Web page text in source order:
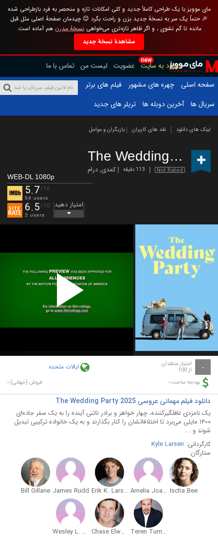
مای موویز با یک طراحی کاملاً جدید و کلی امکانات تازه و منحصر به فرد بازطراحی شده
🎉 حتماً یک سر به نسخهٔ جدید بزن و راحت بگرد 😊 چیدمان صفحهٔ اصلی مثل قبل
مانده تا گم نشوی ، و اگر ظاهر تازه‌تری می‌خواهینسخهٔ مدرن هم آماده است.
مشاهدهٔ نسخهٔ جدید
new
ورود به سایت عضویت لیست من تماس با ما
صفحه اصلی
چهره های مشهور
فیلم های برتر
سریال ها
آخرین دوبله ها تریلر های جدید
لینک های دانلود نقد های کاربران بازیگران و عوامل
The Wedding Party
Not Rated 113 دقیقه کمدی,درام
WEB-DL 1080p
5.7/10
54 users
6.5/10
2 users
امتیاز دهید
Play
Video
- امتیاز منتقدان
از 100 ایالات متحده
بودجه ساخت:- فروش (جهانی):-
دانلود فیلم مهمانی عروسی The Wedding Party 2025
یک نامزدی غافلگیرکننده، چهار خواهر و برادر ناتنی آینده را به یک سفر جاده‌ای
۱۴۰۰ مایلی می‌برد تا اختلافاتشان را کنار بگذارند و به یک خانواده ترکیبی تبدیل
شوند و ...
کارگردانی: Kyle Larsen
ستارگان:
Ischa Bee
Amelia Joan Bowles
Erik K. Larsen
James Rudd
Bill Gillane
Teren Turner
Chase Elwood
Wesley L. Austin